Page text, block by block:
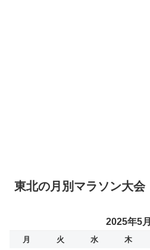
東北の月別マラソン大会
2025年5月
月 火 水 木